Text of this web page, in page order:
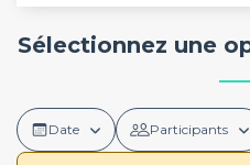
Sélectionnez une
Date Participants